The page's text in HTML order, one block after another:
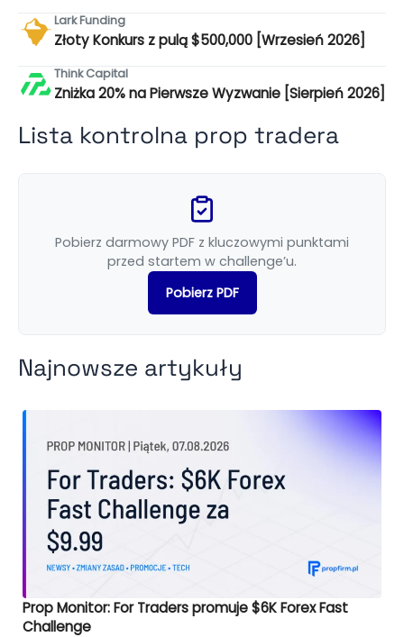
Lark Funding
Złoty Konkurs z pulą $500,000 [Wrzesień 2026]
Think Capital
Zniżka 20% na Pierwsze Wyzwanie [Sierpień 2026]
Lista kontrolna prop tradera
Pobierz darmowy PDF z kluczowymi punktami
przed startem w challenge’u.
Pobierz PDF
Najnowsze artykuły
Prop Monitor: For Traders promuje $6K Forex Fast
Challenge